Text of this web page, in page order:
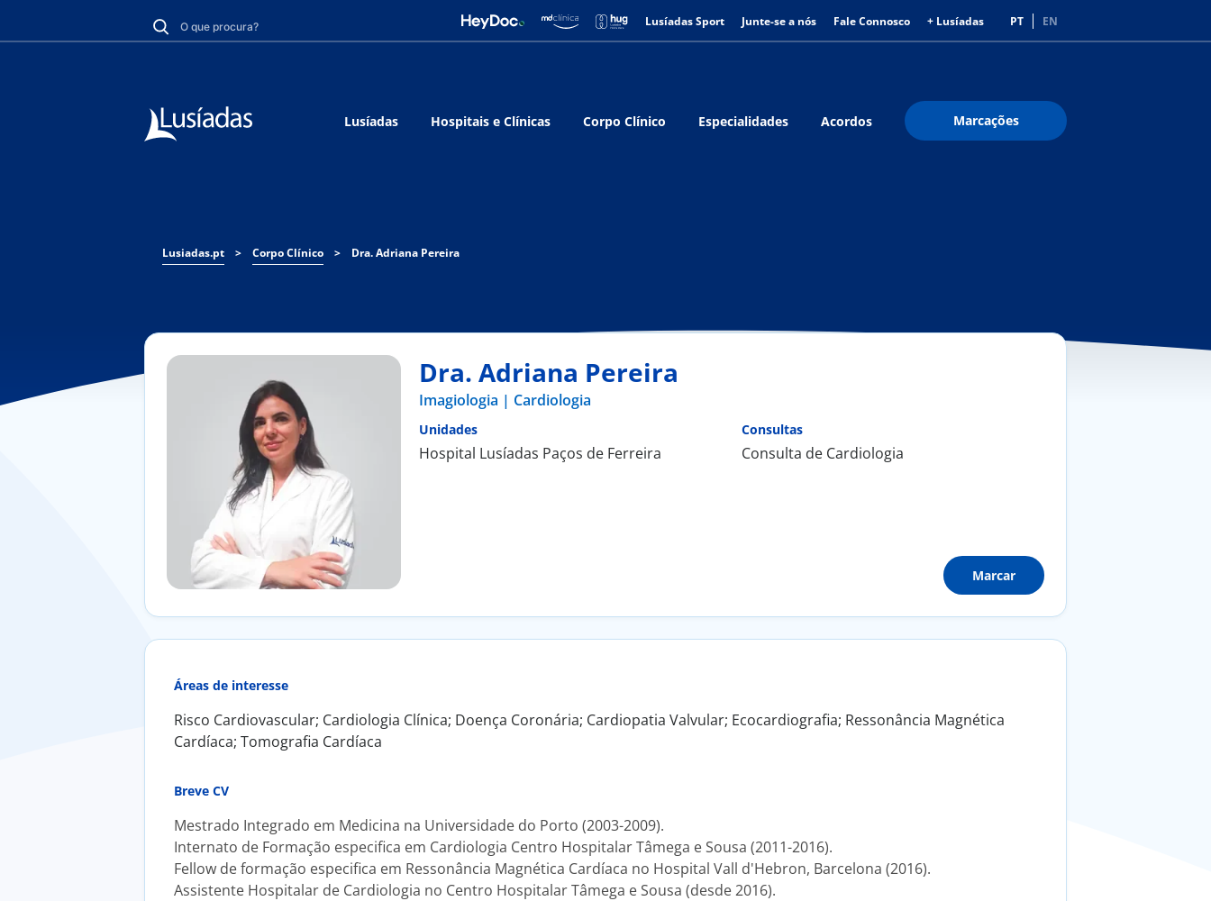
Lusíadas Sport Junte-se a nós Fale Connosco + Lusíadas PT EN
Lusíadas Hospitais e Clínicas Corpo Clínico Especialidades Acordos Marcações
Lusiadas.pt > Corpo Clínico > Dra. Adriana Pereira
Dra. Adriana Pereira
Imagiologia Cardiologia
Unidades
Hospital Lusíadas Paços de Ferreira
Consultas
Consulta de Cardiologia
Marcar
Áreas de interesse
Risco Cardiovascular; Cardiologia Clínica; Doença Coronária; Cardiopatia Valvular; Ecocardiografia; Ressonância Magnética
Cardíaca; Tomografia Cardíaca
Breve CV
Mestrado Integrado em Medicina na Universidade do Porto (2003-2009).
Internato de Formação especifica em Cardiologia Centro Hospitalar Tâmega e Sousa (2011-2016).
Fellow de formação especifica em Ressonância Magnética Cardíaca no Hospital Vall d'Hebron, Barcelona (2016).
Assistente Hospitalar de Cardiologia no Centro Hospitalar Tâmega e Sousa (desde 2016).